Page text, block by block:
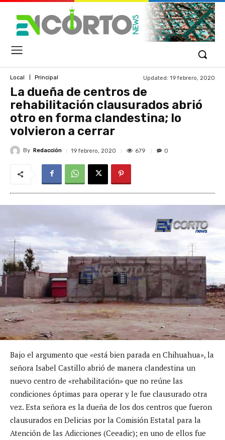
Local Principal Updated: 19 febrero, 2020
La dueña de centros de
rehabilitación clausurados abrió
otro en forma clandestina; lo
volvieron a cerrar
By Redacción 19 febrero, 2020 679 0
Bajo el argumento que «está bien parada en Chihuahua», la
señora Isabel Castillo abrió de manera clandestina un
nuevo centro de «rehabilitación» que no reúne las
condiciones óptimas para operar y le fue clausurado otra
vez. Esta señora es la dueña de los dos centros que fueron
clausurados en Delicias por la Comisión Estatal para la
Atención de las Adicciones (Ceeadic); en uno de ellos fue